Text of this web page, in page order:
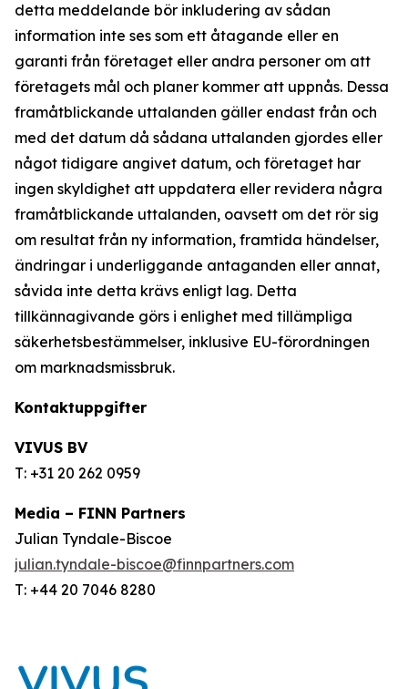
detta meddelande bör inkludering av sådan
information inte ses som ett åtagande eller en
garanti från företaget eller andra personer om att
företagets mål och planer kommer att uppnås. Dessa
framåtblickande uttalanden gäller endast från och
med det datum då sådana uttalanden gjordes eller
något tidigare angivet datum, och företaget har
ingen skyldighet att uppdatera eller revidera några
framåtblickande uttalanden, oavsett om det rör sig
om resultat från ny information, framtida händelser,
ändringar i underliggande antaganden eller annat,
såvida inte detta krävs enligt lag. Detta
tillkännagivande görs i enlighet med tillämpliga
säkerhetsbestämmelser, inklusive EU-förordningen
om marknadsmissbruk.
Kontaktuppgifter
VIVUS BV
T: +31 20 262 0959
Media – FINN Partners
Julian Tyndale-Biscoe
julian.tyndale-biscoe@finnpartners.com
T: +44 20 7046 8280